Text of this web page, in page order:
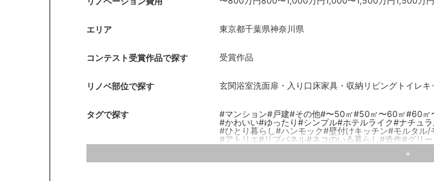
エリア 東京都千葉県神奈川県
コンテスト受賞作品で探す 受賞作品
リノベ部位で探す 玄関浴室洗面扉・入り口 床家具・収納 リビング トイレキ
タグで探す #マンション#戸建#その他#〜50㎡#50㎡〜60㎡#60㎡
#かわいい#ゆったり#シンプル#ホテルライク#ナチュ
#ひとり暮らし#ハンモック#壁付けキッチン#モルタル/
#アトリエ#リブパネル#ネコのいる暮らし#造作#グリ
#フロアタイル#室内窓#ステンレスキッチン#対面キッ
#特徴
#洗面脱衣分離/洗面台のレイアウト#無垢材#小上り#塗